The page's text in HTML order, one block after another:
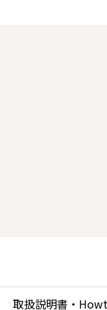
取扱説明書・